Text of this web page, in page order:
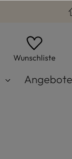
Wunschliste Du
Angebote